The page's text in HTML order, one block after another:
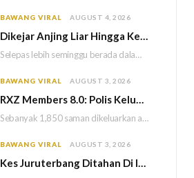
BAWANG VIRAL AUGUST 4, 2026
Dikejar Anjing Liar Hingga Kemalangan, Mekanik Berdepan Risiko Kecederaan Otak Kekal
Selepas lebih seminggu berada dalam keadaan koma akibat kemalangan dipercayai berpunca daripada kejadian dikejar sekumpulan…
BAWANG VIRAL AUGUST 3, 2026
RXZ Members 8.0: Polis Keluar 1,850 Saman, Sita 222 Motosikal & 5 Maut
Sebanyak 1,850 saman dikeluarkan atas pelbagai kesalahan lalu lintas manakala 222 motosikal disita sepanjang penganjuran…
BAWANG VIRAL AUGUST 3, 2026
Kes Juruterbang Ditahan Di Indonesia: AKPS Dedah Bagasi Lepasi Saringan KLIA Tanpa Imej Mencurigakan